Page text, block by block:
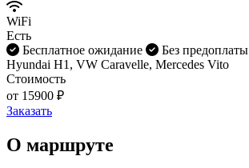
WiFi
Есть
Бесплатное ожидание
Без предоплаты
Hyundai H1, VW Caravelle, Mercedes Vito
Стоимость
от 15900 ₽
Заказать
О маршруте